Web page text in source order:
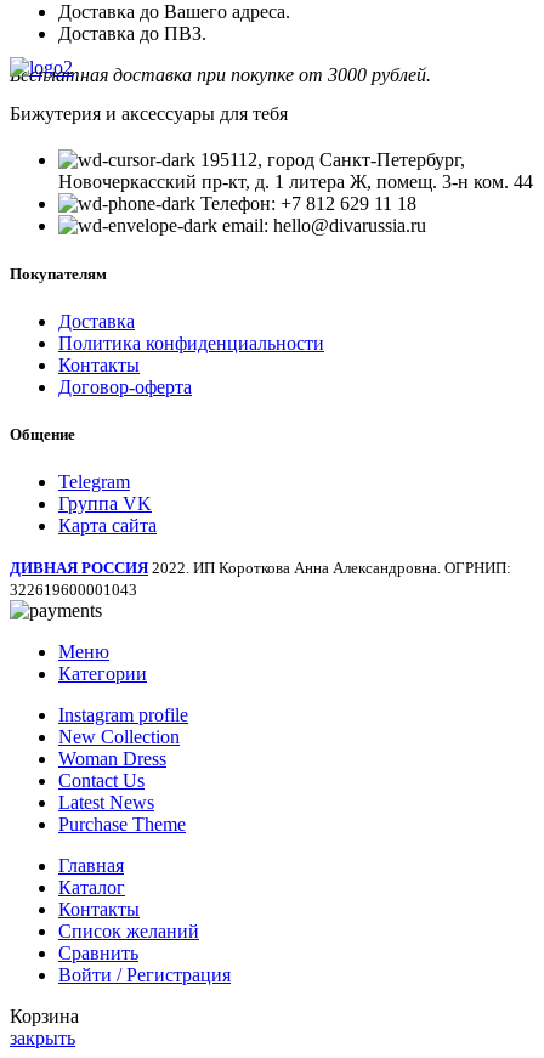
Доставка до Вашего адреса.
Доставка до ПВЗ.
Бесплатная доставка при покупке от 3000 рублей.
Бижутерия и аксессуары для тебя
195112, город Санкт-Петербург,
Новочеркасский пр-кт, д. 1 литера Ж, помещ. 3-н ком. 44
Телефон: +7 812 629 11 18
email: hello@divarussia.ru
Покупателям
Доставка
Политика конфиденциальности
Контакты
Договор-оферта
Общение
Telegram
Группа VK
Карта сайта
ДИВНАЯ РОССИЯ 2022. ИП Короткова Анна Александровна. ОГРНИП:
322619600001043
Меню
Категории
Instagram profile
New Collection
Woman Dress
Contact Us
Latest News
Purchase Theme
Главная
Каталог
Контакты
Список желаний
Сравнить
Войти / Регистрация
Корзина
закрыть